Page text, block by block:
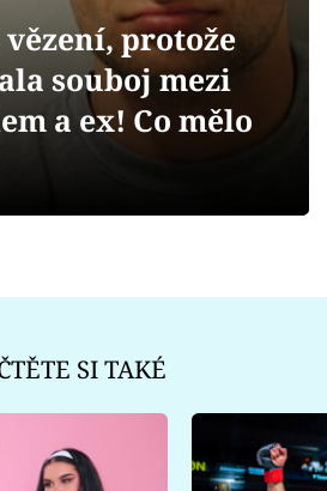
vězení, protože
souboj mezi
a ex! Co mělo
SI TAKÉ